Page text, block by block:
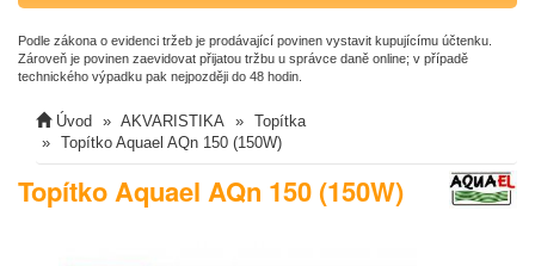
Podle zákona o evidenci tržeb je prodávající povinen vystavit kupujícímu účtenku.
Zároveň je povinen zaevidovat přijatou tržbu u správce daně online; v případě
technického výpadku pak nejpozději do 48 hodin.
Úvod AKVARISTIKA
Topítka
Topítko Aquael AQn 150 (150W)
Topítko Aquael AQn 150 (150W)